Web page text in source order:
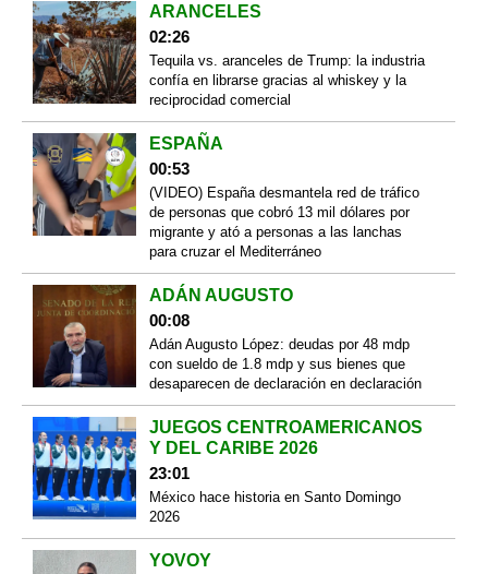
ARANCELES
02:26
Tequila vs. aranceles de Trump: la industria
confía en librarse gracias al whiskey y la
reciprocidad comercial
ESPAÑA
00:53
(VIDEO) España desmantela red de tráfico
de personas que cobró 13 mil dólares por
migrante y ató a personas a las lanchas
para cruzar el Mediterráneo
ADÁN AUGUSTO
00:08
Adán Augusto López: deudas por 48 mdp
con sueldo de 1.8 mdp y sus bienes que
desaparecen de declaración en declaración
JUEGOS CENTROAMERICANOS
Y DEL CARIBE 2026
23:01
México hace historia en Santo Domingo
2026
YOVOY